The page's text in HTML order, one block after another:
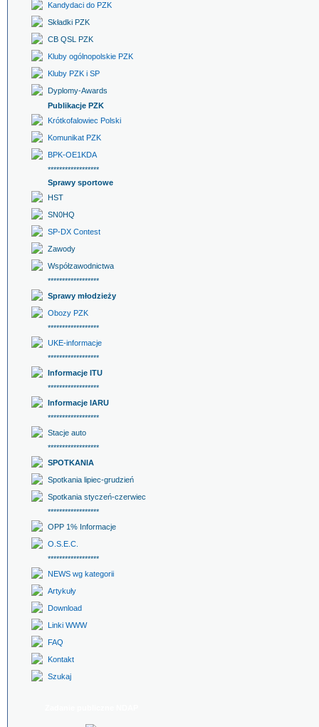
Kandydaci do PZK
Składki PZK
CB QSL PZK
Kluby ogólnopolskie PZK
Kluby PZK i SP
Dyplomy-Awards
Publikacje PZK
Krótkofalowiec Polski
Komunikat PZK
BPK-OE1KDA
******************
Sprawy sportowe
HST
SN0HQ
SP-DX Contest
Zawody
Współzawodnictwa
******************
Sprawy młodzieży
Obozy PZK
******************
UKE-informacje
******************
Informacje ITU
******************
Informacje IARU
******************
Stacje auto
******************
SPOTKANIA
Spotkania lipiec-grudzień
Spotkania styczeń-czerwiec
******************
OPP 1% Informacje
O.S.E.C.
******************
NEWS wg kategorii
Artykuły
Download
Linki WWW
FAQ
Kontakt
Szukaj